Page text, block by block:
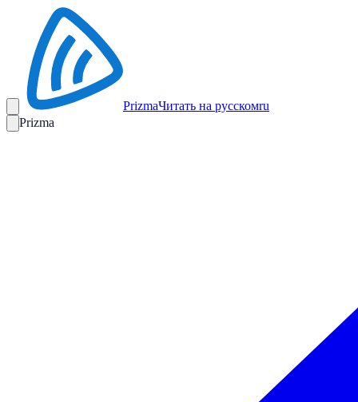
PrizmaЧитать на русскомru
Prizma